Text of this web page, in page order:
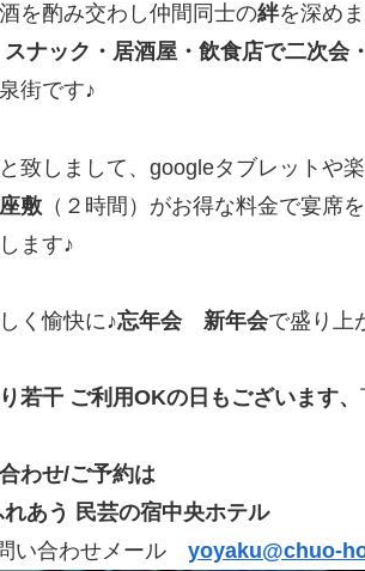
を酌み交わし仲間同士の絆を深め
スナック・居酒屋・飲食店で二次会
街です♪
と致しまして、googleタブレットや
敷 （２時間）がお得な料金で宴席
ます♪
く愉快に♪忘年会 新年会で盛り上
干 ご利用OKの日もございます、
わせ/ご予約は
あう 民芸の宿中央ホテル
合わせメール yoyaku@chuo-